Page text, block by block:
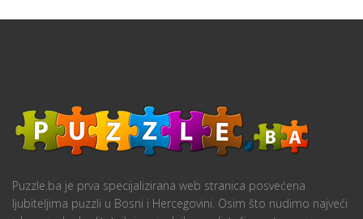
Puzzle.ba je prva specijalizirana web stranica posvećena
ljubiteljima puzzli u Bosni i Hercegovini. Osim što nudimo najveći